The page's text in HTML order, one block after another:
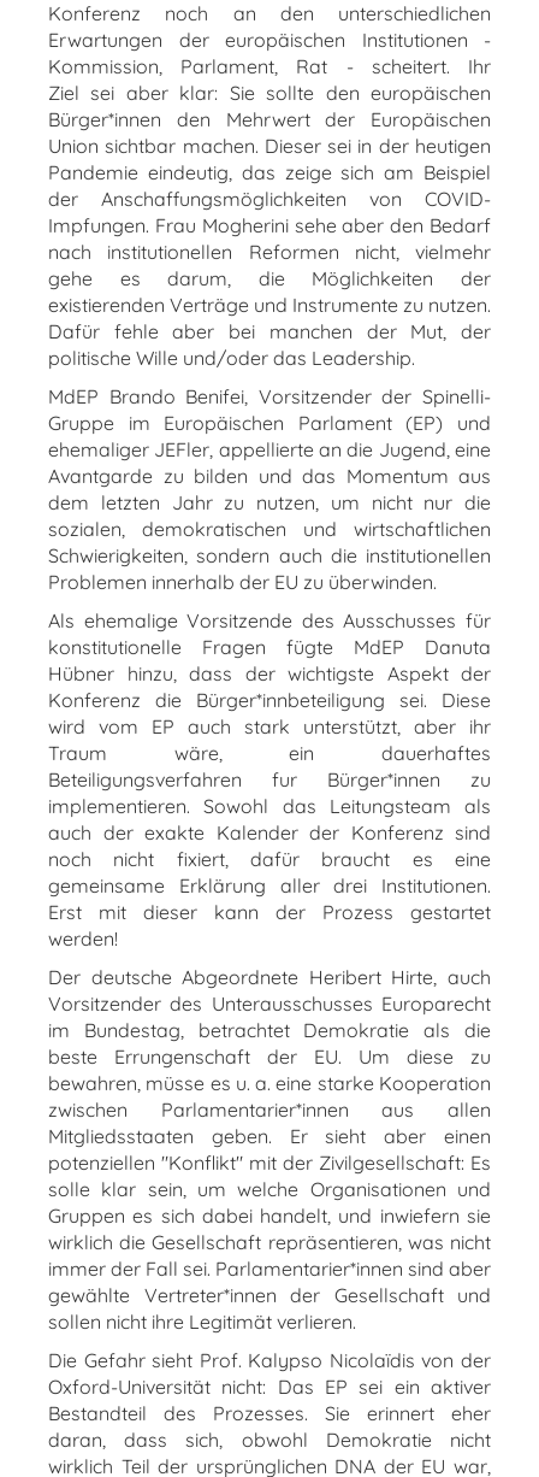
Konferenz noch an den unterschiedlichen
Erwartungen der europäischen Institutionen -
Kommission, Parlament, Rat - scheitert. Ihr
Ziel sei aber klar: Sie sollte den europäischen
Bürger*innen den Mehrwert der Europäischen
Union sichtbar machen. Dieser sei in der heutigen
Pandemie eindeutig, das zeige sich am Beispiel
der Anschaffungsmöglichkeiten von COVID-
Impfungen. Frau Mogherini sehe aber den Bedarf
nach institutionellen Reformen nicht, vielmehr
gehe es darum, die Möglichkeiten der
existierenden Verträge und Instrumente zu nutzen.
Dafür fehle aber bei manchen der Mut, der
politische Wille und/oder das Leadership.
MdEP Brando Benifei, Vorsitzender der Spinelli-
Gruppe im Europäischen Parlament (EP) und
ehemaliger JEFler, appellierte an die Jugend, eine
Avantgarde zu bilden und das Momentum aus
dem letzten Jahr zu nutzen, um nicht nur die
sozialen, demokratischen und wirtschaftlichen
Schwierigkeiten, sondern auch die institutionellen
Problemen innerhalb der EU zu überwinden.
Als ehemalige Vorsitzende des Ausschusses für
konstitutionelle Fragen fügte MdEP Danuta
Hübner hinzu, dass der wichtigste Aspekt der
Konferenz die Bürger*innbeteiligung sei. Diese
wird vom EP auch stark unterstützt, aber ihr
Traum wäre, ein dauerhaftes
Beteiligungsverfahren fur Bürger*innen zu
implementieren. Sowohl das Leitungsteam als
auch der exakte Kalender der Konferenz sind
noch nicht fixiert, dafür braucht es eine
gemeinsame Erklärung aller drei Institutionen.
Erst mit dieser kann der Prozess gestartet
werden!
Der deutsche Abgeordnete Heribert Hirte, auch
Vorsitzender des Unterausschusses Europarecht
im Bundestag, betrachtet Demokratie als die
beste Errungenschaft der EU. Um diese zu
bewahren, müsse es u. a. eine starke Kooperation
zwischen Parlamentarier*innen aus allen
Mitgliedsstaaten geben. Er sieht aber einen
potenziellen "Konflikt" mit der Zivilgesellschaft: Es
solle klar sein, um welche Organisationen und
Gruppen es sich dabei handelt, und inwiefern sie
wirklich die Gesellschaft repräsentieren, was nicht
immer der Fall sei. Parlamentarier*innen sind aber
gewählte Vertreter*innen der Gesellschaft und
sollen nicht ihre Legitimät verlieren.
Die Gefahr sieht Prof. Kalypso Nicolaïdis von der
Oxford-Universität nicht: Das EP sei ein aktiver
Bestandteil des Prozesses. Sie erinnert eher
daran, dass sich, obwohl Demokratie nicht
wirklich Teil der ursprünglichen DNA der EU war,